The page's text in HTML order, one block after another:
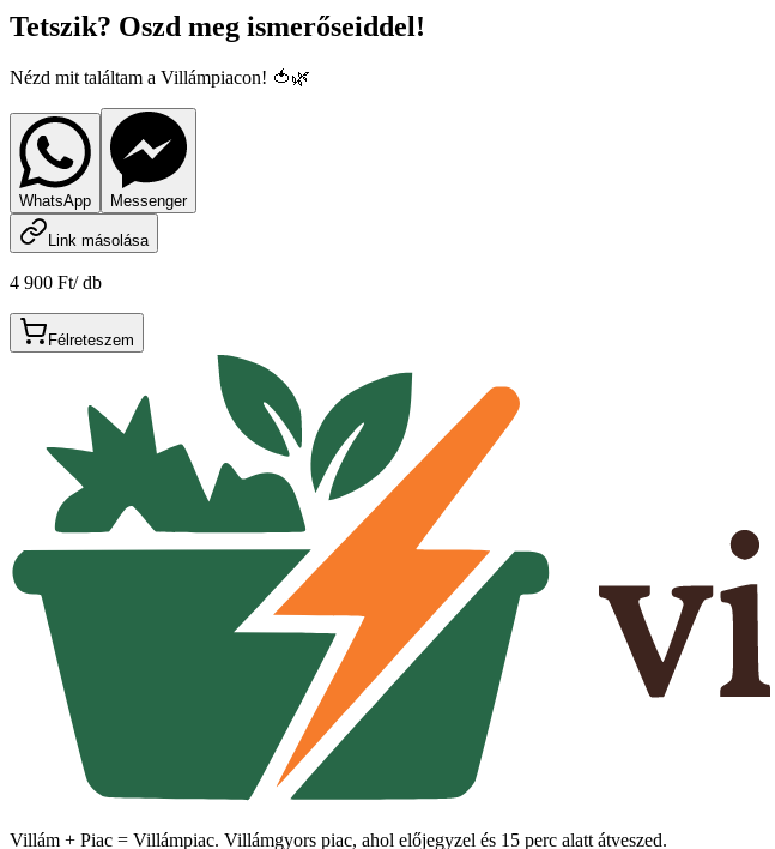
Tetszik? Oszd meg ismerőseiddel!
Nézd mit találtam a Villámpiacon! 🍅🌿
WhatsApp Messenger
Link másolása
4 900 Ft/db
Félreteszem
Villám + Piac = Villámpiac. Villámgyors piac, ahol előjegyzel és 15 perc alatt átveszed.